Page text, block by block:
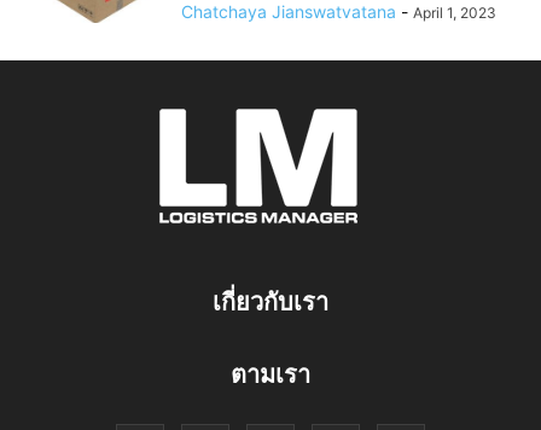
Chatchaya Jianswatvatana - April 1, 2023
เกี่ยวกับเรา
ตามเรา